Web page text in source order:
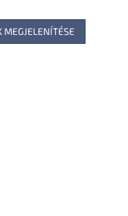
MEGJELENÍTÉSE